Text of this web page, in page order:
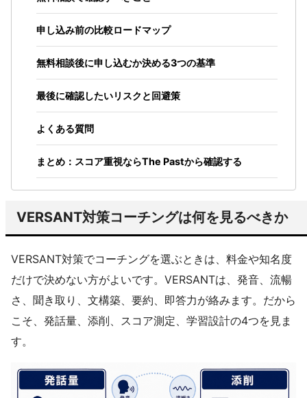
申し込み前の比較ロードマップ
無料相談後に申し込むか決める3つの基準
最後に確認したいリスクと回避策
よくある質問
まとめ：スコア重視ならThe Pastから確認する
VERSANT対策コーチングは何を見るべきか
VERSANT対策でコーチングを選ぶときは、料金や知名度
だけで決めない方がよいです。VERSANTは、発音、流暢
さ、聞き取り、文構築、要約、即答力が絡みます。だから
こそ、発話量、添削、スコア測定、学習設計の4つを見ま
す。